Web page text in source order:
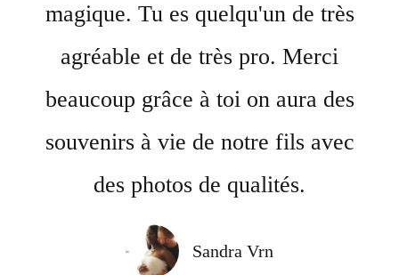
magique. Tu es quelqu'un de très
agréable et de très pro. Merci
beaucoup grâce à toi on aura des
souvenirs à vie de notre fils avec
des photos de qualités.
Sandra Vrn